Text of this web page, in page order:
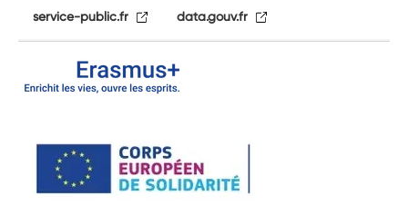
service-public.fr data.gouv.fr